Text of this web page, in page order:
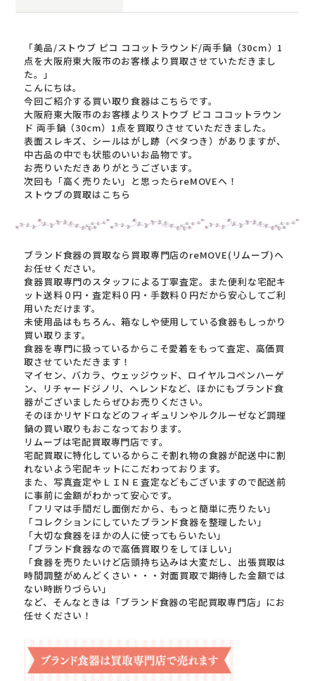
「美品/ストウブ ピコ ココットラウンド/両手鍋（30cm）1
点を大阪府東大阪市のお客様より買取させていただきまし
た。」
こんにちは。
今回ご紹介する買い取り食器はこちらです。
大阪府東大阪市のお客様よりストウブ ピコ ココットラウン
ド 両手鍋（30cm）1点を買取りさせていただきました。
表面スレキズ、シールはがし跡（ベタつき）がありますが、
中古品の中でも状態のいいお品物です。
お売りいただきありがとうございます。
次回も「高く売りたい」と思ったらreMOVEへ！
ストウブの買取はこちら
ブランド食器の買取なら買取専門店のreMOVE(リムーブ)へ
お任せください。
食器買取専門のスタッフによる丁寧査定。また便利な宅配キ
ット送料０円・査定料０円・手数料０円だから安心してご利
用いただけます。
未使用品はもちろん、箱なしや使用している食器もしっかり
買い取ります。
食器を専門に扱っているからこそ愛着をもって査定、高価買
取させていただきます！
マイセン、バカラ、ウェッジウッド、ロイヤルコペンハーゲ
ン、リチャードジノリ、ヘレンドなど、ほかにもブランド食
器がございましたらぜひお売りください。
そのほかリヤドロなどのフィギュリンやルクルーゼなど調理
鍋の買い取りもおこなっております。
リムーブは宅配買取専門店です。
宅配買取に特化しているからこそ割れ物の食器が配送中に割
れないよう宅配キットにこだわっております。
また、写真査定やＬＩＮＥ査定などもございますので配送前
に事前に金額がわかって安心です。
「フリマは手間だし面倒だから、もっと簡単に売りたい」
「コレクションにしていたブランド食器を整理したい」
「大切な食器をほかの人に使ってもらいたい」
「ブランド食器なので高価買取りをしてほしい」
「食器を売りたいけど店頭持ち込みは大変だし、出張買取は
時間調整がめんどくさい・・・対面買取で期待した金額では
ない時断りづらい」
など、そんなときは「ブランド食器の宅配買取専門店」にお
任せください！